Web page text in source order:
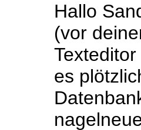
Hallo
(vor
es